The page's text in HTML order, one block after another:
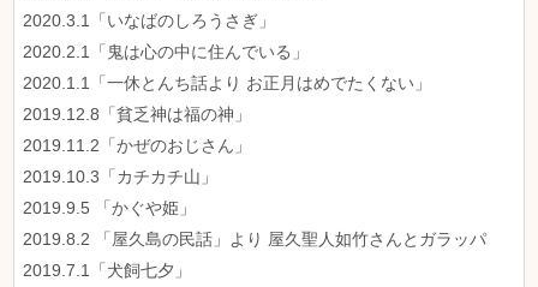
2020.3.1「いなばのしろうさぎ」
2020.2.1「鬼は心の中に住んでいる」
2020.1.1「一休とんち話より お正月はめでたくない」
2019.12.8「貧乏神は福の神」
2019.11.2「かぜのおじさん」
2019.10.3「カチカチ山」
2019.9.5 「かぐや姫」
2019.8.2 「屋久島の民話」より 屋久聖人如竹さんとガラッパ
2019.7.1「犬飼七夕」